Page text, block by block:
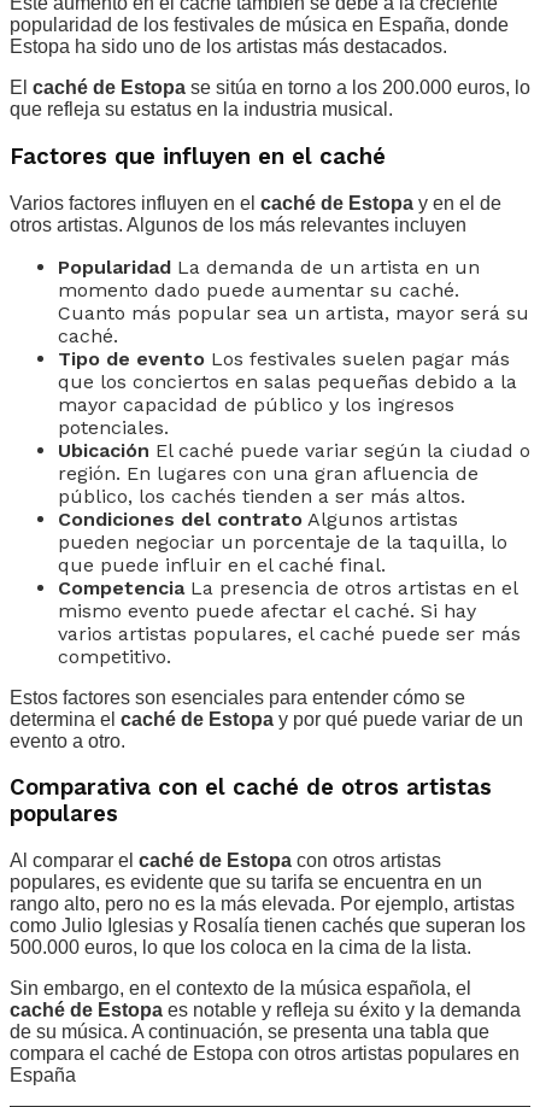
popularidad de los festivales de música en España, donde
Estopa ha sido uno de los artistas más destacados.
El caché de Estopa se sitúa en torno a los 200.000 euros, lo
que refleja su estatus en la industria musical.
Factores que influyen en el caché
Varios factores influyen en el caché de Estopa y en el de
otros artistas. Algunos de los más relevantes incluyen
Popularidad La demanda de un artista en un
momento dado puede aumentar su caché.
Cuanto más popular sea un artista, mayor será su
caché.
Tipo de evento Los festivales suelen pagar más
que los conciertos en salas pequeñas debido a la
mayor capacidad de público y los ingresos
potenciales.
Ubicación El caché puede variar según la ciudad o
región. En lugares con una gran afluencia de
público, los cachés tienden a ser más altos.
Condiciones del contrato Algunos artistas
pueden negociar un porcentaje de la taquilla, lo
que puede influir en el caché final.
CompetenciaLa presencia de otros artistas en el
mismo evento puede afectar el caché. Si hay
varios artistas populares, el caché puede ser más
competitivo.
Estos factores son esenciales para entender cómo se
determina el caché de Estopa y por qué puede variar de un
evento a otro.
Comparativa con el caché de otros artistas
populares
Al comparar el caché de Estopa con otros artistas
populares, es evidente que su tarifa se encuentra en un
rango alto, pero no es la más elevada. Por ejemplo, artistas
como Julio Iglesias y Rosalía tienen cachés que superan los
500.000 euros, lo que los coloca en la cima de la lista.
Sin embargo, en el contexto de la música española, el
caché de Estopa es notable y refleja su éxito y la demanda
de su música. A continuación, se presenta una tabla que
compara el caché de Estopa con otros artistas populares en
España